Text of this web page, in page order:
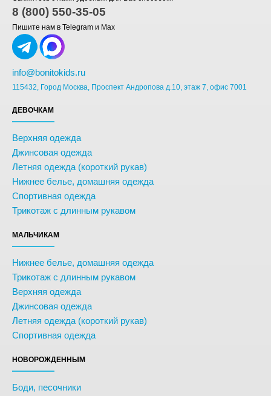
8 (800) 550-35-05
Пишите нам в Telegram и Max
info@bonitokids.ru
115432, Город Москва, Проспект Андропова д.10, этаж 7, офис 7001
ДЕВОЧКАМ
Верхняя одежда
Джинсовая одежда
Летняя одежда (короткий рукав)
Нижнее белье, домашняя одежда
Спортивная одежда
Трикотаж с длинным рукавом
МАЛЬЧИКАМ
Нижнее белье, домашняя одежда
Трикотаж с длинным рукавом
Верхняя одежда
Джинсовая одежда
Летняя одежда (короткий рукав)
Спортивная одежда
НОВОРОЖДЕННЫМ
Боди, песочники